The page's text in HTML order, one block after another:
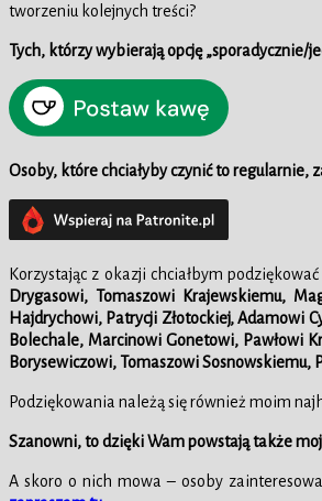
tworzeniu kolejnych treści?
Tych, którzy wybierają opcję „sporadycznie/
Osoby, które chciałyby czynić to regularnie,
Korzystając z okazji chciałbym
Drygasowi, Tomaszowi Krajewskiemu,
Hajdrychowi, Patrycji Złotockiej, Adamowi
Bolechale, Marcinowi Gonetowi, Pawłowi
Borysewiczowi, Tomaszowi
Podziękowania należą się również moim
Szanowni, to dzięki Wam powstają także
A skoro o nich mowa – osoby